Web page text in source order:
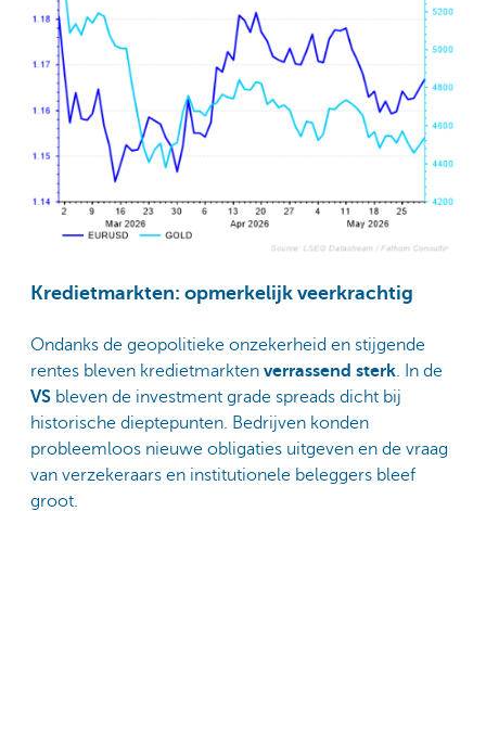
Kredietmarkten: opmerkelijk veerkrachtig
Ondanks de geopolitieke onzekerheid en stijgende
rentes bleven kredietmarkten verrassend sterk. In de
VS bleven de investment grade spreads dicht bij
historische dieptepunten. Bedrijven konden
probleemloos nieuwe obligaties uitgeven en de vraag
van verzekeraars en institutionele beleggers bleef
groot.